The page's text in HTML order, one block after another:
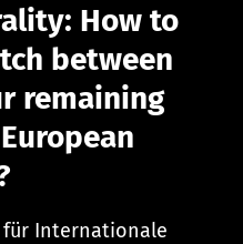
How to
between
remaining
für Internationale